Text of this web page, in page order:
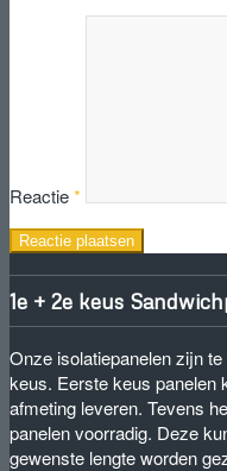
Reactie*
1e + 2e keus
Onze isolatiepanelen zijn
keus. Eerste keus panelen
afmeting leveren. Tevens
panelen voorradig. Deze
gewenste lengte worden